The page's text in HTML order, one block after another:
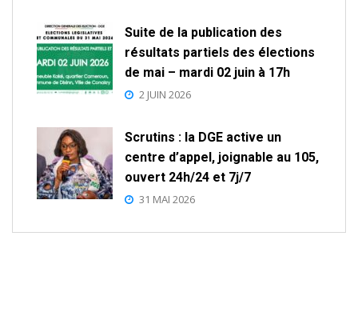
Suite de la publication des
résultats partiels des élections
de mai – mardi 02 juin à 17h
2 JUIN 2026
Scrutins : la DGE active un
centre d’appel, joignable au 105,
ouvert 24h/24 et 7j/7
31 MAI 2026